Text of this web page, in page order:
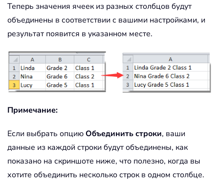
Теперь значения ячеек из разных столбцов будут
объединены в соответствии с вашими настройками, и
результат появится в указанном месте.
Примечание:
Если выбрать опциюОбъединить строки, ваши
данные из каждой строки будут объединены, как
показано на скриншоте ниже, что полезно, когда вы
хотите объединить несколько строк в одном столбце.